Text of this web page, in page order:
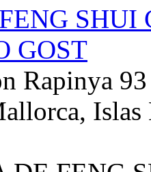
GOST
Rapinya 93
Islas